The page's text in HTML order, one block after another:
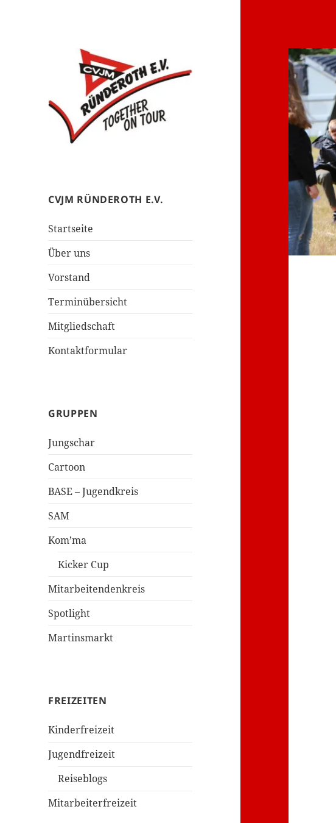
CVJM RÜNDEROTH E.V.
Startseite
Über uns
Vorstand
Terminübersicht
Mitgliedschaft
Kontaktformular
GRUPPEN
Jungschar
Cartoon
BASE – Jugendkreis
SAM
Kom’ma
Kicker Cup
Mitarbeitendenkreis
Spotlight
Martinsmarkt
FREIZEITEN
Kinderfreizeit
Jugendfreizeit
Reiseblogs
Mitarbeiterfreizeit